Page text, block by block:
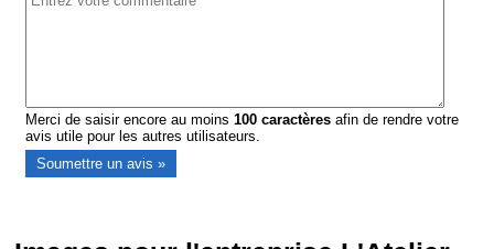
Merci de saisir encore au moins100 caractères afin de rendre votre
avis utile pour les autres utilisateurs.